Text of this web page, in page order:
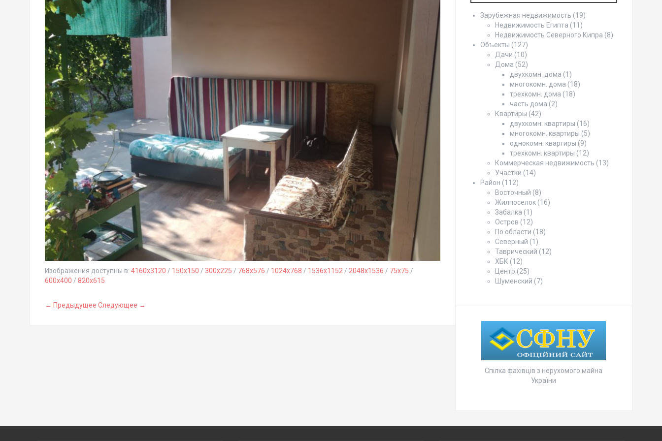
Изображения доступны в: 4160x3120 / 150x150 / 300x225 / 768x576 / 1024x768 / 1536x1152/ 2048x1536 / 75x75 /
600x400 / 820x615
← Предыдущее Следующее →
Зарубежная недвижимость (19)
Недвижимость Египта (11)
Недвижимость Северного Кипра (8)
Объекты (127)
Дачи (10)
Дома (52)
двухкомн. дома (1)
многокомн. дома (18)
трехкомн. дома (18)
часть дома (2)
Квартиры (42)
двухкомн. квартиры (16)
многокомн. квартиры (5)
однокомн. квартиры (9)
трехкомн. квартиры (12)
Коммерческая недвижимость (13)
Участки (14)
Район (112)
Восточный (8)
Жилпоселок(16)
Забалка (1)
Остров (12)
По области (18)
Северный (1)
Таврический (12)
ХБК (12)
Центр (25)
Шуменский (7)
Спілка фахівців з нерухомого майна
України